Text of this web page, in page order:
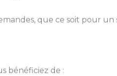
que ce soit pour
bénéficiez de :